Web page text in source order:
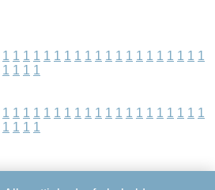
1 1 1 1 1 1 1 1 1 1 1 1 1 1 1 1 1 1 1 1
1 1 1 1
1 1 1 1 1 1 1 1 1 1 1 1 1 1 1 1 1 1 1 1
1 1 1 1